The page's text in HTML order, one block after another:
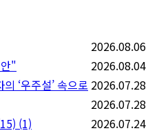
2026.08.06
"
2026.08.04
‘우주설’ 속으로 2026.07.28
2026.07.28
(1)
2026.07.24